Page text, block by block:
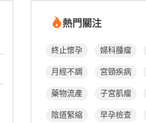
熱門關注
終止懷孕 婦科腫瘤
月經不調 宮頸疾病
藥物流產 子宮肌瘤
陰道緊縮 早孕檢查